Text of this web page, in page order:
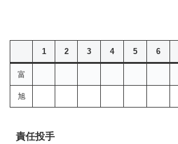
1 2 3 4 5 6
富
旭
責任投手